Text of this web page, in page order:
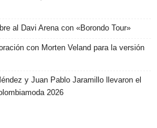
al Davi Arena con «Borondo Tour»
con Morten Veland para la versión
y Juan Pablo Jaramillo llevaron el
2026